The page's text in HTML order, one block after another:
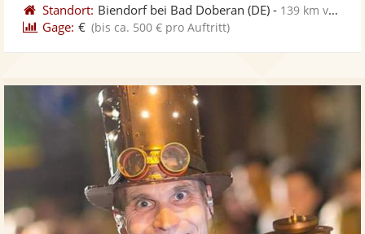
Standort: Biendorf bei Bad Doberan (DE) - 139 km von Elmshorn
Gage: € (bis ca. 500 € pro Auftritt)